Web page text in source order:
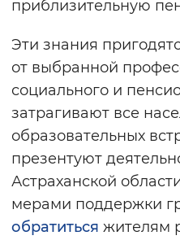
приблизительную
Эти знания
от выбранной
социального и
затрагивают все
образовательных
презентуют
Астраханской
мерами поддержки
обратиться жителям